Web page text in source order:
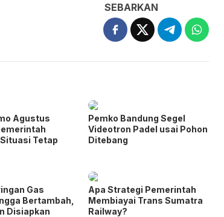
SEBARKAN
Agustus
Tetap
Pemko Bandung Segel
Videotron Padel usai Pohon
Ditebang
Gas
Bertambah,
Disiapkan
Apa Strategi Pemerintah
Membiayai Trans Sumatra
Railway?